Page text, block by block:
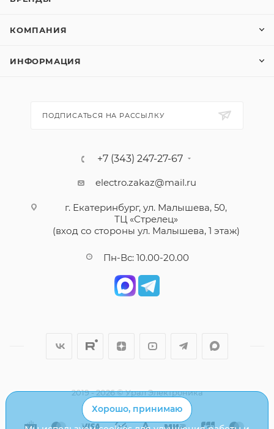
КОМПАНИЯ
ИНФОРМАЦИЯ
ПОДПИСАТЬСЯ НА РАССЫЛКУ
+7 (343) 247-27-67
electro.zakaz@mail.ru
г. Екатеринбург, ул. Малышева, 50,
ТЦ «Стрелец»
(вход со стороны ул. Малышева, 1 этаж)
Пн-Вс: 10.00-20.00
2019 - 2026 © Урал Электроника
Хорошо, принимаю